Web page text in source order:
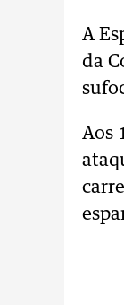
A
da
Aos